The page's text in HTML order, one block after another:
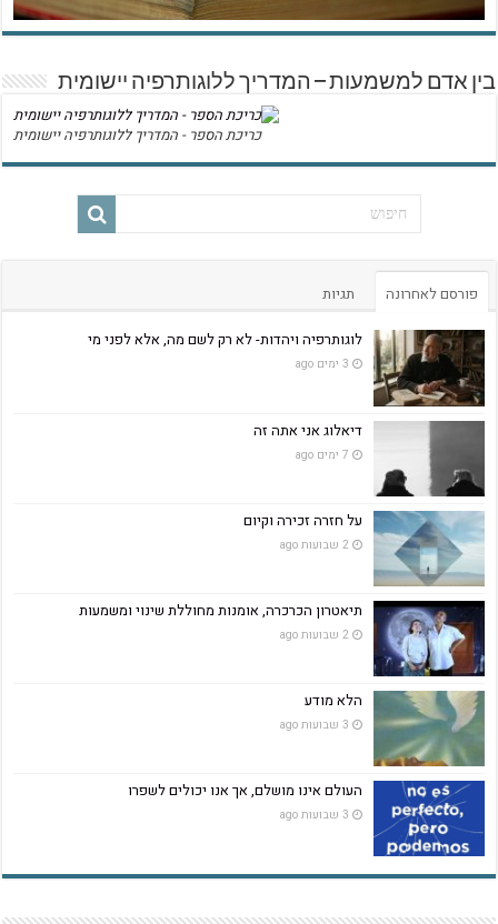
בין אדם למשמעות – המדריך ללוגותרפיה יישומית
כריכת הספר - המדריך ללוגותרפיה יישומית
פורסם לאחרונה תגיות
לוגותרפיה ויהדות- לא רק לשם מה, אלא לפני מי
3 ימים ago
דיאלוג אני אתה זה
7 ימים ago
על חזרה זכירה וקיום
2 שבועות ago
תיאטרון הכרכרה, אומנות מחוללת שינוי ומשמעות
2 שבועות ago
הלא מודע
3 שבועות ago
העולם אינו מושלם, אך אנו יכולים לשפרו
3 שבועות ago